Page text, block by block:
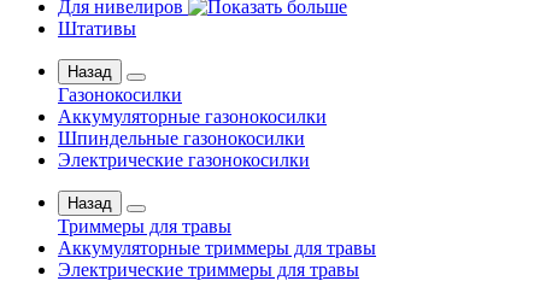
Для нивелиров
Штативы
Назад
Газонокосилки
Аккумуляторные газонокосилки
Шпиндельные газонокосилки
Электрические газонокосилки
Назад
Триммеры для травы
Аккумуляторные триммеры для травы
Электрические триммеры для травы